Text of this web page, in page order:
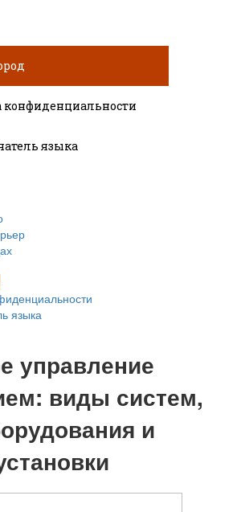
конфиденциальности
языка
языка
управление
виды систем,
и